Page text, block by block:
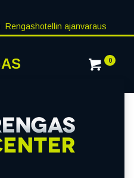
Rengashotellin ajanvaraus
0